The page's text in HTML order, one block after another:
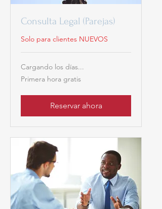
Consulta Legal (Parejas)
Solo para clientes NUEVOS
Cargando los días...
Primera
hora
Primera hora gratis
Reservar ahora